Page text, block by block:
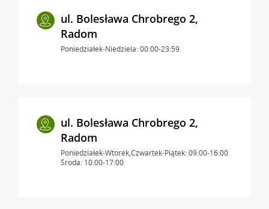
ul. Bolesława Chrobrego 2,
Radom
Poniedziałek-Niedziela: 00:00-23:59
ul. Bolesława Chrobrego 2,
Radom
Poniedziałek-Wtorek,Czwartek-Piątek: 09:00-16:00
Środa: 10:00-17:00